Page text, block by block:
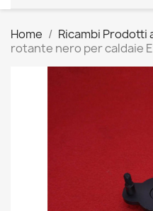
Home Ricambi Prodotti
rotante nero per caldaie